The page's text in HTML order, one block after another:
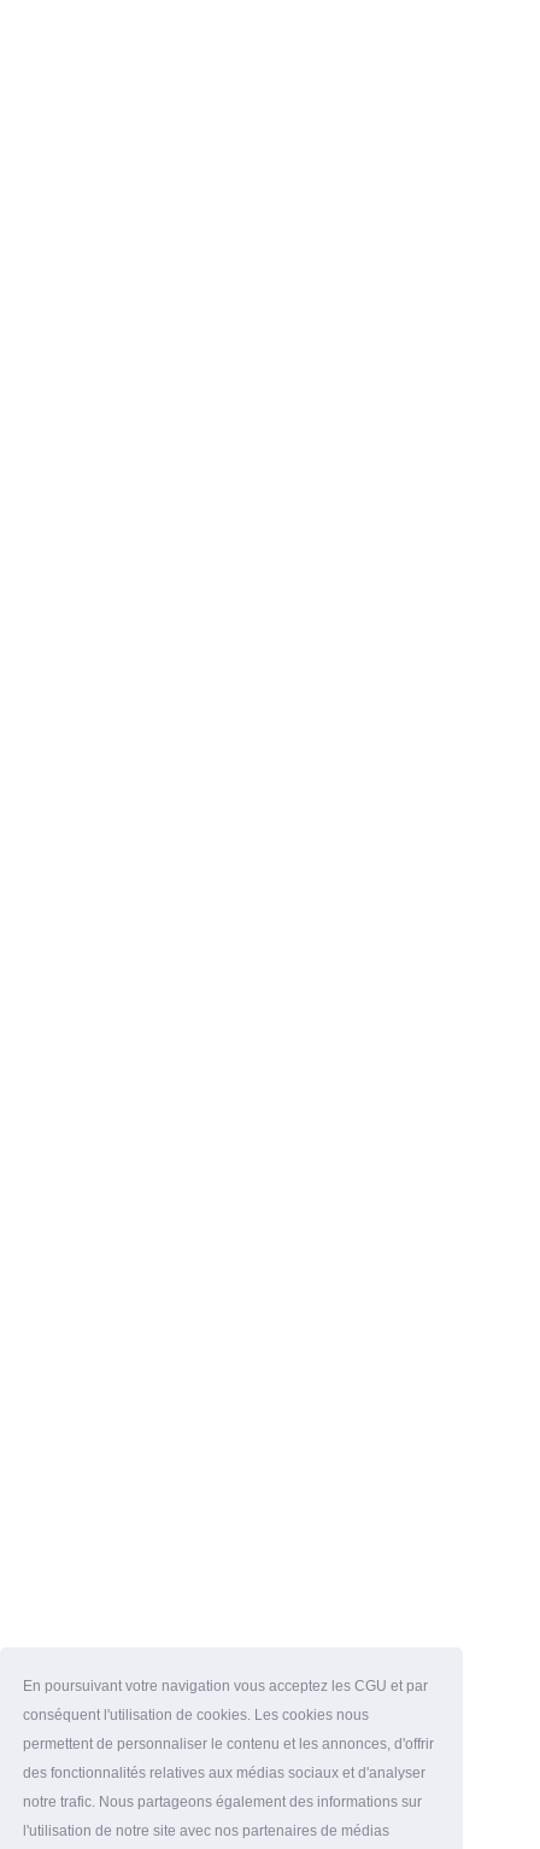
En poursuivant votre navigation vous acceptez les CGU et par
conséquent l'utilisation de cookies. Les cookies nous
permettent de personnaliser le contenu et les annonces, d'offrir
des fonctionnalités relatives aux médias sociaux et d'analyser
notre trafic. Nous partageons également des informations sur
l'utilisation de notre site avec nos partenaires de médias